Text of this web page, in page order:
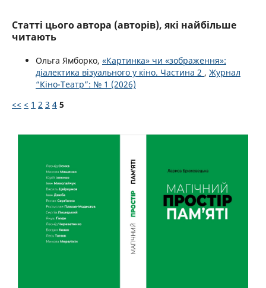
Статті цього автора (авторів), які найбільше
читають
Ольга Ямборко, «Картинка» чи «зображення»:
діалектика візуального у кіно. Частина 2 , Журнал
“Кіно-Театр”: № 1 (2026)
<< < 1 2 3 4 5